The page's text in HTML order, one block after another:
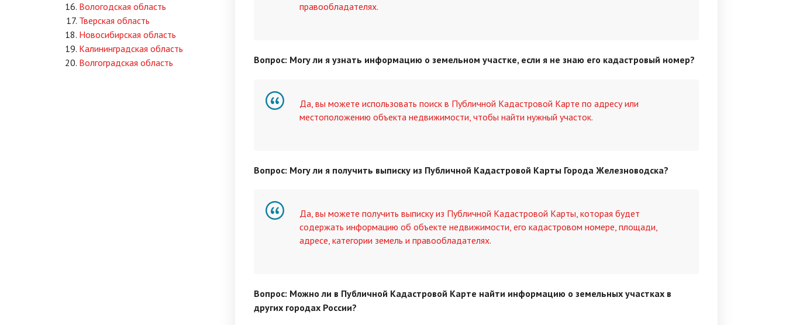
правообладателях.
Вопрос: Могу ли я узнать информацию о земельном участке, если я не знаю его кадастровый номер?
Да, вы можете использовать поиск в Публичной Кадастровой Карте по адресу или
местоположению объекта недвижимости, чтобы найти нужный участок.
Вопрос: Могу ли я получить выписку из Публичной Кадастровой Карты Города Железноводска?
Да, вы можете получить выписку из Публичной Кадастровой Карты, которая будет
содержать информацию об объекте недвижимости, его кадастровом номере, площади,
адресе, категории земель и правообладателях.
Вопрос: Можно ли в Публичной Кадастровой Карте найти информацию о земельных участках в
других городах России?
Вологодская область
Тверская область
Новосибирская область
Калининградская область
Волгоградская область